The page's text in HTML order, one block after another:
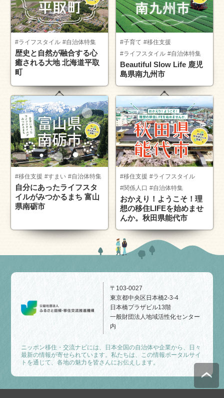
#ライフスタイル #自治体特集
歴史と自然が融合する心
癒される大地 北海道平取
町
#子育て #移住支援
#ライフスタイル #自治体特集
Beautiful Slow Life 鹿児
島県南九州市
#移住支援 #すまい #自治体特集
自分にあったライフスタ
イルがみつかるまち 富山
県南砺市
#移住支援 #ライフスタイル
#関係人口 #自治体特集
おかえり！ようこそ！理
想の移住LIFEを始めませ
んか。秋田県能代市
〒103-0027
東京都中央区日本橋2-3-4
日本橋プラザビル13階
一般財団法人地域活性化センター
内
ニッポン移住・交流ナビには、日本全国の自治体や企業から、日々
最新の情報が寄せられています。私たちは、この情報ポータルサイ
トを通じて、各地の魅力を皆さんにお伝えします。